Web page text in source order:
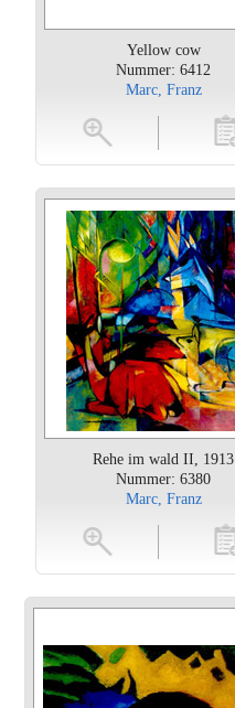
Yellow cow
Nummer: 6412
Marc, Franz
toevoegen
Rehe im wald II, 1913
Nummer: 6380
Marc, Franz
toevoegen